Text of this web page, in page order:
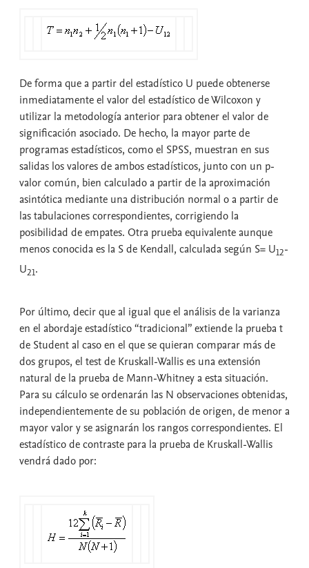
De forma que a partir del estadístico U puede obtenerse
inmediatamente el valor del estadístico de Wilcoxon y
utilizar la metodología anterior para obtener el valor de
significación asociado. De hecho, la mayor parte de
programas estadísticos, como el SPSS, muestran en sus
salidas los valores de ambos estadísticos, junto con un p-
valor común, bien calculado a partir de la aproximación
asintótica mediante una distribución normal o a partir de
las tabulaciones correspondientes, corrigiendo la
posibilidad de empates. Otra prueba equivalente aunque
menos conocida es la S de Kendall, calculada según S= U12-
U21.
Por último, decir que al igual que el análisis de la varianza
en el abordaje estadístico “tradicional” extiende la prueba t
de Student al caso en el que se quieran comparar más de
dos grupos, el test de Kruskall-Wallises una extensión
natural de la prueba de Mann-Whitneya esta situación.
Para su cálculo se ordenarán las N observaciones obtenidas,
independientemente de su población de origen, de menor a
mayor valor y se asignarán los rangos correspondientes. El
estadístico de contraste para la prueba de Kruskall-Wallis
vendrá dado por: